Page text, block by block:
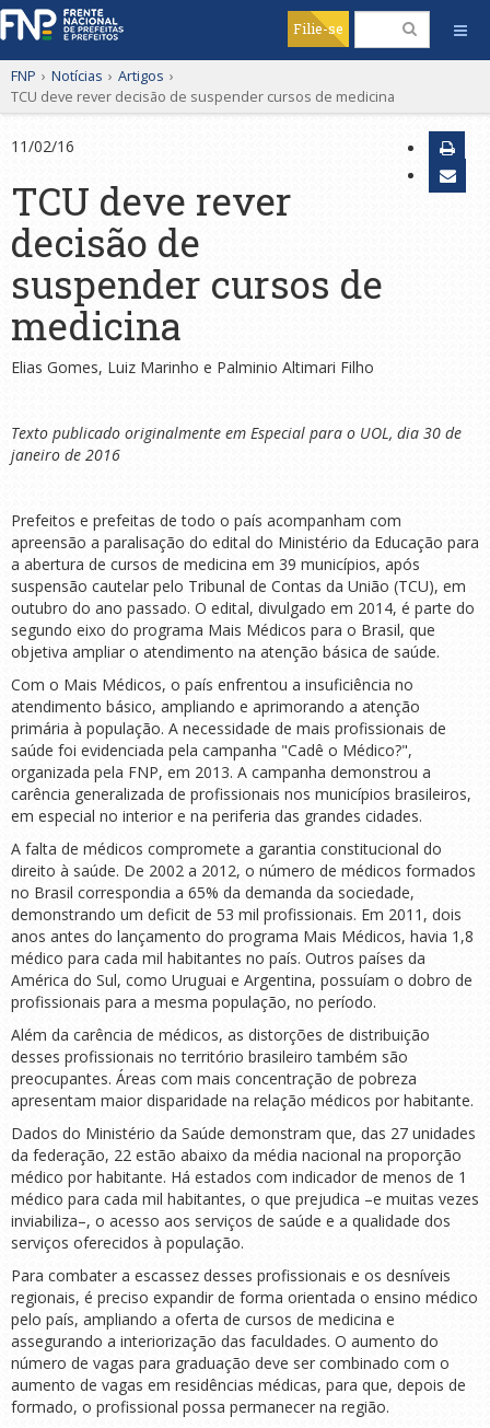
Filie-se
FNP › Notícias › Artigos ›
TCU deve rever decisão de suspender cursos de medicina
11/02/16
TCU deve rever
decisão de
suspender cursos de
medicina
Elias Gomes, Luiz Marinho e Palminio Altimari Filho
Texto publicado originalmente em Especial para o UOL, dia 30 de
janeiro de 2016
Prefeitos e prefeitas de todo o país acompanham com
apreensão a paralisação do edital do Ministério da Educação para
a abertura de cursos de medicina em 39 municípios, após
suspensão cautelar pelo Tribunal de Contas da União (TCU), em
outubro do ano passado. O edital, divulgado em 2014, é parte do
segundo eixo do programa Mais Médicos para o Brasil, que
objetiva ampliar o atendimento na atenção básica de saúde.
Com o Mais Médicos, o país enfrentou a insuficiência no
atendimento básico, ampliando e aprimorando a atenção
primária à população. A necessidade de mais profissionais de
saúde foi evidenciada pela campanha "Cadê o Médico?",
organizada pela FNP, em 2013. A campanha demonstrou a
carência generalizada de profissionais nos municípios brasileiros,
em especial no interior e na periferia das grandes cidades.
A falta de médicos compromete a garantia constitucional do
direito à saúde. De 2002 a 2012, o número de médicos formados
no Brasil correspondia a 65% da demanda da sociedade,
demonstrando um deficit de 53 mil profissionais. Em 2011, dois
anos antes do lançamento do programa Mais Médicos, havia 1,8
médico para cada mil habitantes no país. Outros países da
América do Sul, como Uruguai e Argentina, possuíam o dobro de
profissionais para a mesma população, no período.
Além da carência de médicos, as distorções de distribuição
desses profissionais no território brasileiro também são
preocupantes. Áreas com mais concentração de pobreza
apresentam maior disparidade na relação médicos por habitante.
Dados do Ministério da Saúde demonstram que, das 27 unidades
da federação, 22 estão abaixo da média nacional na proporção
médico por habitante. Há estados com indicador de menos de 1
médico para cada mil habitantes, o que prejudica –e muitas vezes
inviabiliza–, o acesso aos serviços de saúde e a qualidade dos
serviços oferecidos à população.
Para combater a escassez desses profissionais e os desníveis
regionais, é preciso expandir de forma orientada o ensino médico
pelo país, ampliando a oferta de cursos de medicina e
assegurando a interiorização das faculdades. O aumento do
número de vagas para graduação deve ser combinado com o
aumento de vagas em residências médicas, para que, depois de
formado, o profissional possa permanecer na região.